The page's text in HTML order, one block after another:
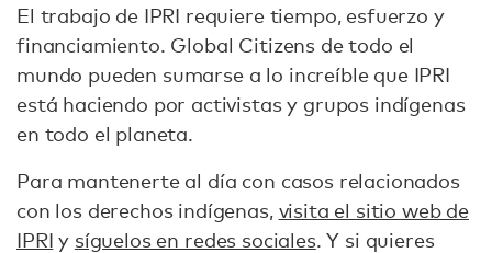
El trabajo de IPRI requiere tiempo, esfuerzo y
financiamiento. Global Citizens de todo el
mundo pueden sumarse a lo increíble que IPRI
está haciendo por activistas y grupos indígenas
en todo el planeta.
Para mantenerte al día con casos relacionados
con los derechos indígenas, visita el sitio web de
IPRI y síguelos en redes sociales. Y si quieres